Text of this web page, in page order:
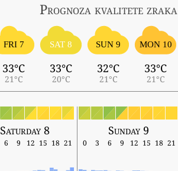
Prognoza kvalitete zraka
FRI 7
33°C
21°C
SAT 8
33°C
20°C
SUN 9
32°C
21°C
MON 10
33°C
21°C
Saturday 8 Sunday 9
6 9 12 15 18 21 0 3 6 9 12 15 18 21